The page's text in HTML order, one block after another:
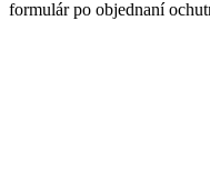
formulár po objednaní